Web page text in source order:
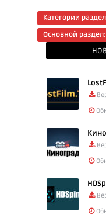
Trucks Off
Trucks Off
Категории
Основной раздел: